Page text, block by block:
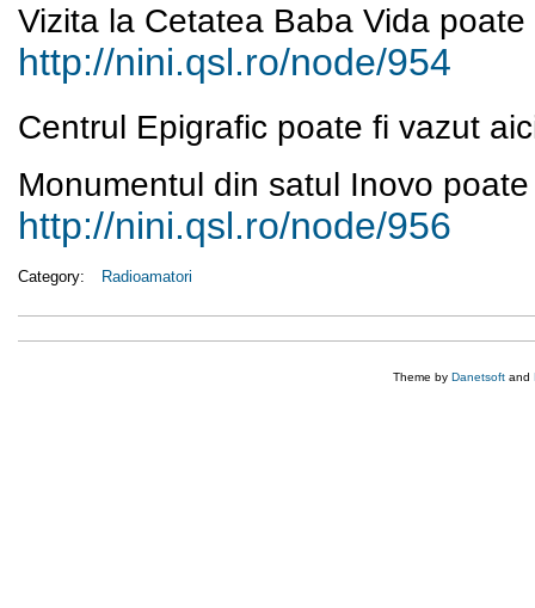
Vizita la Cetatea Baba Vida
http://nini.qsl.ro/node/954
Centrul Epigrafic poate fi vazut
Monumentul din satul Inovo
http://nini.qsl.ro/node/956
Category: Radioamatori
Theme by Danetsoft and